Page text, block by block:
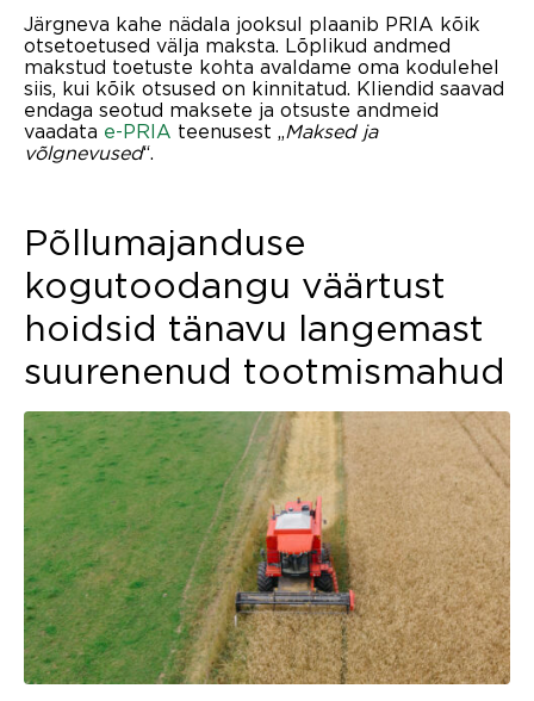
Järgneva kahe nädala jooksul plaanib PRIA kõik
otsetoetused välja maksta. Lõplikud andmed
makstud toetuste kohta avaldame oma kodulehel
siis, kui kõik otsused on kinnitatud. Kliendid saavad
endaga seotud maksete ja otsuste andmeid
vaadata e-PRIA teenusest „Maksed ja
võlgnevused“.
Põllumajanduse
kogutoodangu väärtust
hoidsid tänavu langemast
suurenenud tootmismahud